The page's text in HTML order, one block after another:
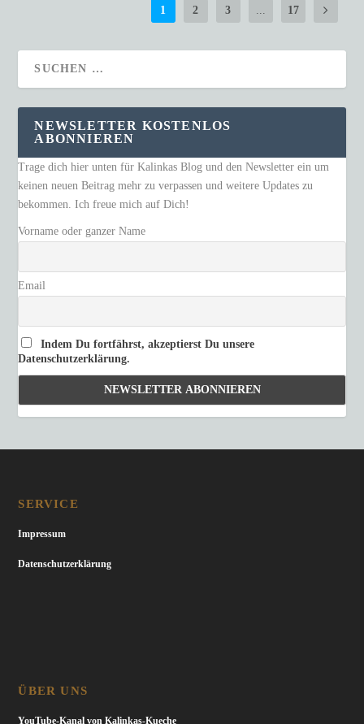
1 2 3 ... 17
NEWSLETTER KOSTENLOS
ABONNIEREN
Trage dich hier unten für Kalinkas Blog und den Newsletter ein um
keinen neuen Beitrag mehr zu verpassen und weitere Updates zu
bekommen. Ich freue mich auf Dich!
Vorname oder ganzer Name
Email
Indem Du fortfährst, akzeptierst Du unsere
Datenschutzerklärung.
SERVICE
Impressum
Datenschutzerklärung
ÜBER UNS
YouTube-Kanal von Kalinkas-Kueche